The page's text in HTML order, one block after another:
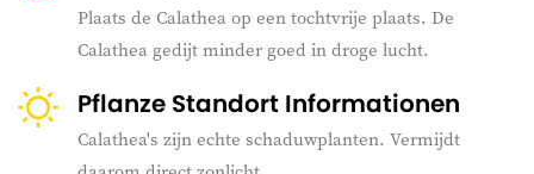
Plaats de Calathea op een tochtvrije plaats. De
Calathea gedijt minder goed in droge lucht.
Pflanze Standort Informationen
Calathea's zijn echte schaduwplanten. Vermijdt